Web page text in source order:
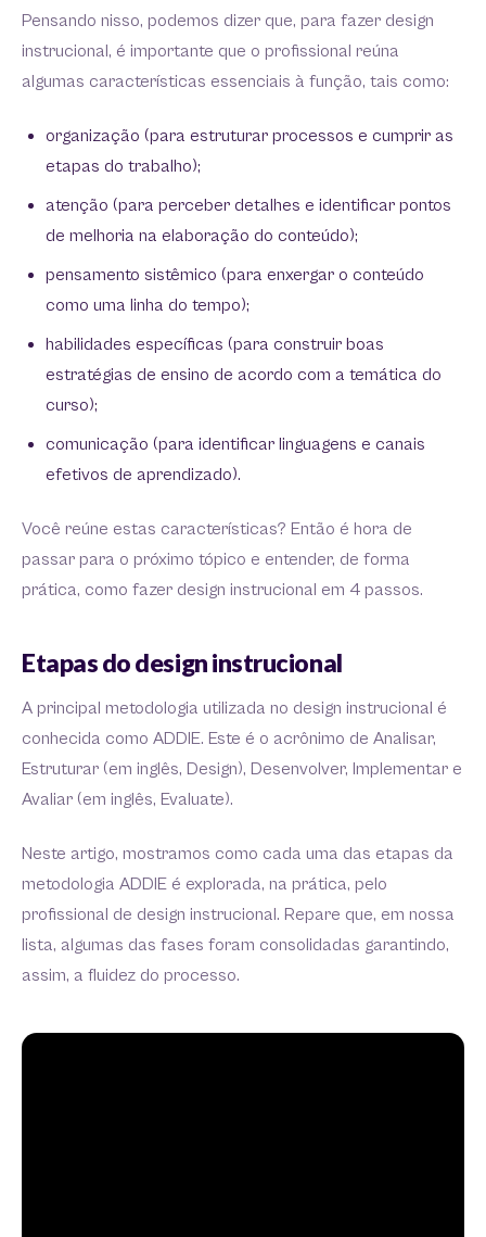
Pensando nisso, podemos dizer que, para fazer design
instrucional, é importante que o profissional reúna
algumas características essenciais à função, tais como:
organização (para estruturar processos e cumprir as
etapas do trabalho);
atenção (para perceber detalhes e identificar pontos
de melhoria na elaboração do conteúdo);
pensamento sistêmico (para enxergar o conteúdo
como uma linha do tempo);
habilidades específicas (para construir boas
estratégias de ensino de acordo com a temática do
curso);
comunicação (para identificar linguagens e canais
efetivos de aprendizado).
Você reúne estas características? Então é hora de
passar para o próximo tópico e entender, de forma
prática, como fazer design instrucional em 4 passos.
Etapas do design instrucional
A principal metodologia utilizada no design instrucional é
conhecida como ADDIE. Este é o acrônimo de Analisar,
Estruturar (em inglês, Design), Desenvolver, Implementar e
Avaliar (em inglês, Evaluate).
Neste artigo, mostramos como cada uma das etapas da
metodologia ADDIE é explorada, na prática, pelo
profissional de design instrucional. Repare que, em nossa
lista, algumas das fases foram consolidadas garantindo,
assim, a fluidez do processo.